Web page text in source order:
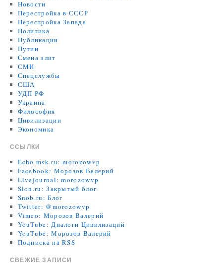
Новости
Перестройка в СССР
Перестройка Запада
Политика
Публикации
Путин
Смена элит
СМИ
Спецслужбы
США
УДП РФ
Украина
Философия
Цивилизации
Экономика
ССЫЛКИ
Echo.msk.ru: morozowvp
Facebook: Морозов Валерий
Livejournal: morozowvp
Slon.ru: Закрытый блог
Snob.ru: Блог
Twitter: @morozowvp
Vimeo: Морозов Валерий
YouTube: Диалоги Цивилизаций
YouTube: Морозов Валерий
Подписка на RSS
СВЕЖИЕ ЗАПИСИ